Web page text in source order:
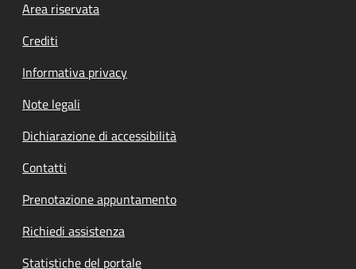
Footer menu
Area riservata
Crediti
Informativa privacy
Note legali
Dichiarazione di accessibilità
Contatti
Prenotazione appuntamento
Richiedi assistenza
Statistiche del portale